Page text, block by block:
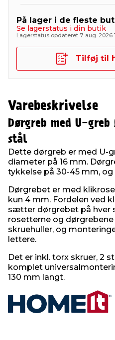
På lager i de fleste
Se lagerstatus i din butik
Lagerstatus opdateret 7. aug. 2026
Tilføj til
Varebeskrivelse
Dørgreb med U-
stål
Dette dørgreb er med U-
diameter på 16 mm.
tykkelse på 30-45 mm,
Dørgrebet er med
kun 4 mm. Fordelen ved
sætter dørgrebet på hver
rosetterne og
skruehuller, og
lettere.
Det er inkl. torx skruer, 2
komplet
130 mm langt.